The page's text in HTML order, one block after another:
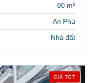
80 m²
An Phú
Nhà đất
GIÁ TỐT